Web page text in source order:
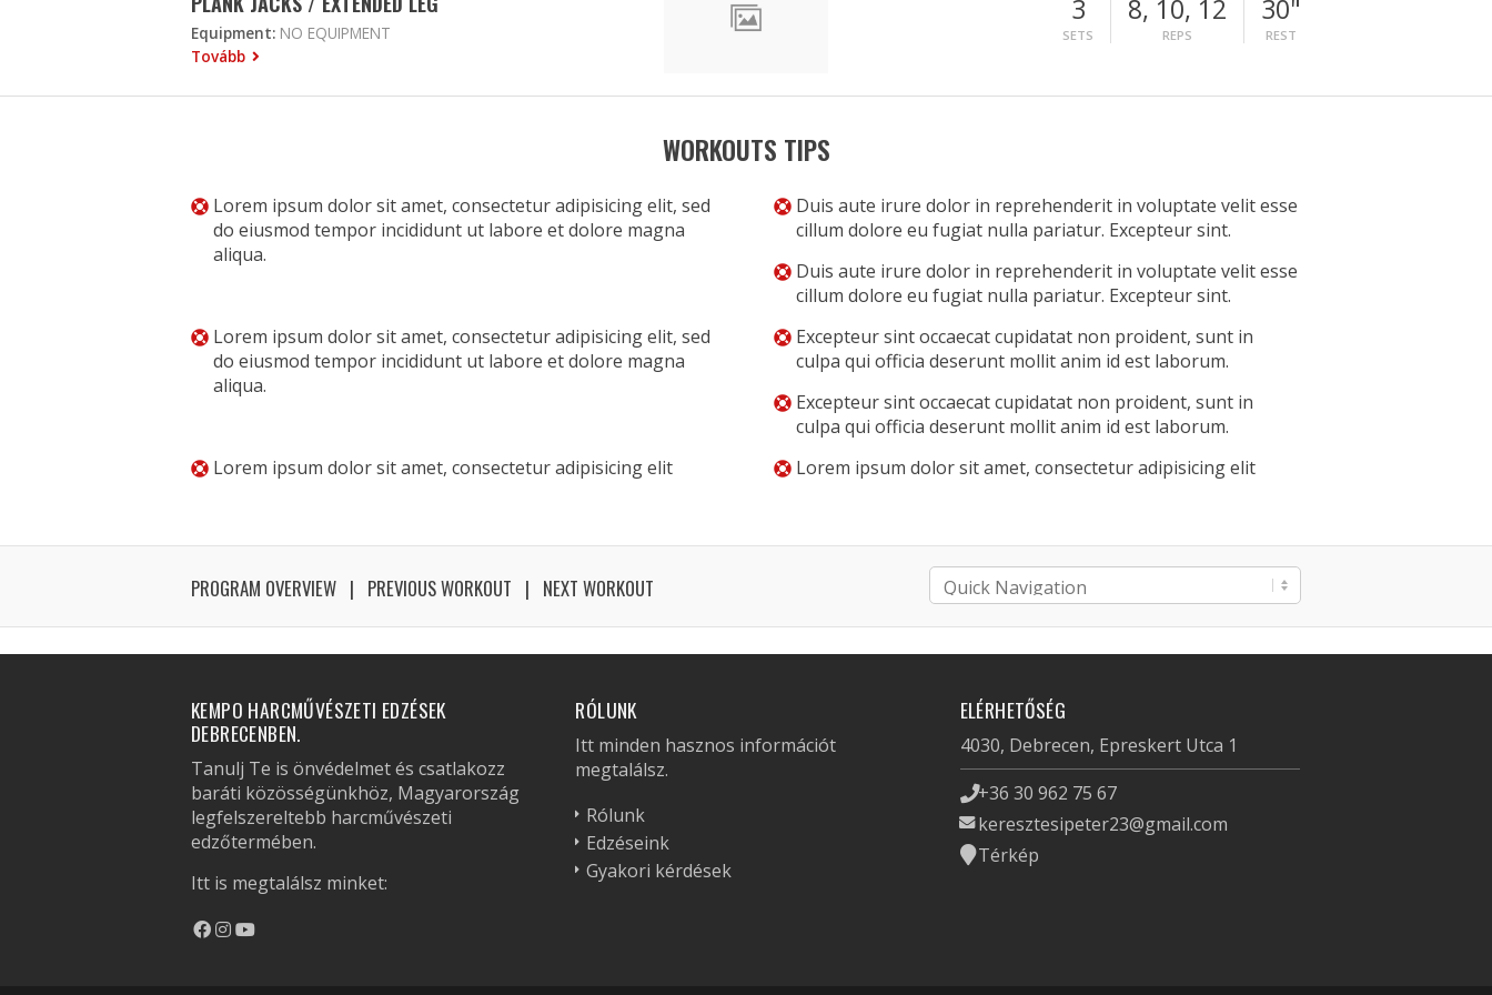
Equipment: NO EQUIPMENT
Tovább
3
SETS
8, 10, 12
REPS
30"
REST
WORKOUTS TIPS
Lorem ipsum dolor sit amet, consectetur adipisicing elit, sed
do eiusmod tempor incididunt ut labore et dolore magna
aliqua.
Duis aute irure dolor in reprehenderit in voluptate velit esse
cillum dolore eu fugiat nulla pariatur. Excepteur sint.
Duis aute irure dolor in reprehenderit in voluptate velit esse
cillum dolore eu fugiat nulla pariatur. Excepteur sint.
Lorem ipsum dolor sit amet, consectetur adipisicing elit, sed
do eiusmod tempor incididunt ut labore et dolore magna
aliqua.
Excepteur sint occaecat cupidatat non proident, sunt in
culpa qui officia deserunt mollit anim id est laborum.
Excepteur sint occaecat cupidatat non proident, sunt in
culpa qui officia deserunt mollit anim id est laborum.
Lorem ipsum dolor sit amet, consectetur adipisicing elit
Lorem ipsum dolor sit amet, consectetur adipisicing elit
PROGRAM OVERVIEW PREVIOUS WORKOUT NEXT WORKOUT
KEMPO HARCMŰVÉSZETI EDZÉSEK
DEBRECENBEN.
Tanulj Te is önvédelmet és csatlakozz
baráti közösségünkhöz, Magyarország
legfelszereltebb harcművészeti
edzőtermében.
Itt is megtalálsz minket:
RÓLUNK
Itt minden hasznos információt
megtalálsz.
Rólunk
Edzéseink
Gyakori kérdések
ELÉRHETŐSÉG
4030, Debrecen, Epreskert Utca 1
+36 30 962 75 67
keresztesipeter23@gmail.com
Térkép